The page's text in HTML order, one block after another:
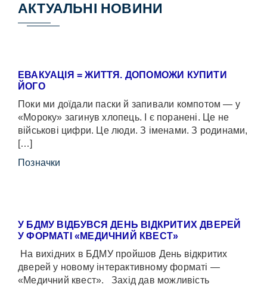
АКТУАЛЬНІ НОВИНИ
ЕВАКУАЦІЯ = ЖИТТЯ. ДОПОМОЖИ КУПИТИ
ЙОГО
Поки ми доїдали паски й запивали компотом — у
«Мороку» загинув хлопець. І є поранені. Це не
військові цифри. Це люди. З іменами. З родинами,
[…]
Позначки
У БДМУ ВІДБУВСЯ ДЕНЬ ВІДКРИТИХ ДВЕРЕЙ
У ФОРМАТІ «МЕДИЧНИЙ КВЕСТ»
На вихідних в БДМУ пройшов День відкритих
дверей у новому інтерактивному форматі —
«Медичний квест». Захід дав можливість